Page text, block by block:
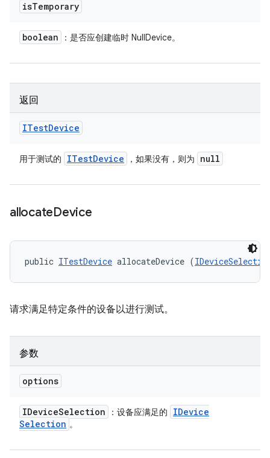
isTemporary
boolean ：是否应创建临时 NullDevice。
返回
ITestDevice
用于测试的 ITestDevice ，如果没有，则为 null
allocateDevice
public ITestDevice allocateDevice (
请求满足特定条件的设备以进行测试。
参数
options
IDeviceSelection ：设备应满足的
IDevice
Selection 。